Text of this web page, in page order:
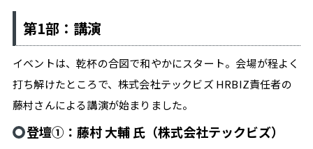
#
収
第1部：講演
イベントは、乾杯の合図で和やかにスタート。会場が程よく
打ち解けたところで、株式会社テックビズ HRBIZ責任者の
藤村さんによる講演が始まりました。
登壇①：藤村 大輔 氏（株式会社テックビズ）